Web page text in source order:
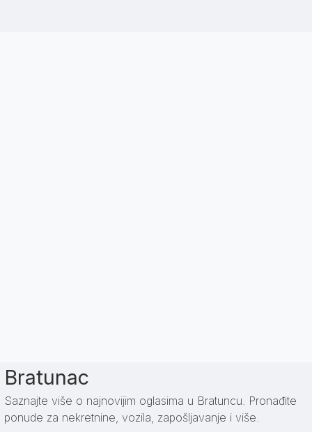
Bratunac
Saznajte više o najnovijim oglasima u Bratuncu. Pronađite
ponude za nekretnine, vozila, zapošljavanje i više.